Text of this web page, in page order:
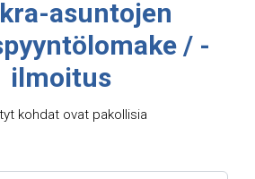
asuntojen
/ -
ilmoitus
kohdat ovat pakollisia